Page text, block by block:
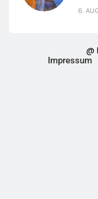
6.
@
Impressum